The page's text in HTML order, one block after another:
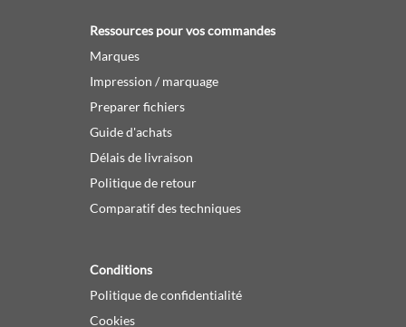
Ressources pour vos commandes
Marques
Impression / marquage
Preparer fichiers
Guide d'achats
Délais de livraison
Politique de retour
Comparatif des techniques
Conditions
Politique de confidentialité
Cookies